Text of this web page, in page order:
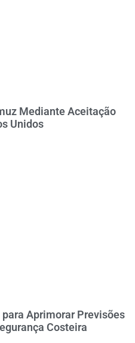
Mediante Aceitação
Unidos
Aprimorar Previsões
Costeira